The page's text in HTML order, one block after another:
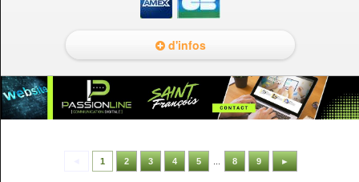
d'infos
1 2 3 4 5 8 9 ►